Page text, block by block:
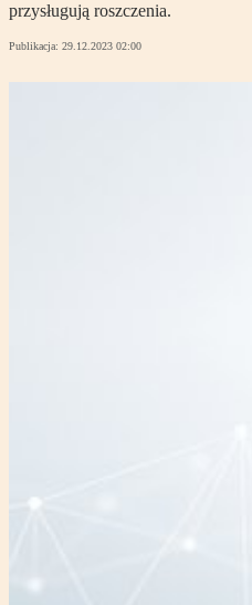
przysługują roszczenia.
Publikacja: 29.12.2023 02:00